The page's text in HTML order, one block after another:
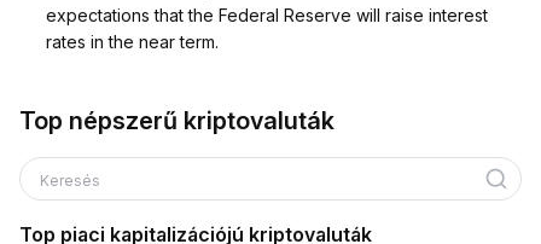
expectations that the Federal Reserve will raise interest
rates in the near term.
Top népszerű kriptovaluták
Keresés
Top piaci kapitalizációjú kriptovaluták